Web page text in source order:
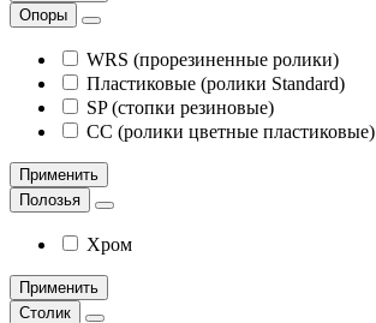
Опоры
WRS (прорезиненные ролики)
Пластиковые (ролики Standard)
SP (стопки резиновые)
CC (ролики цветные пластиковые)
Применить
Полозья
Хром
Применить
Столик